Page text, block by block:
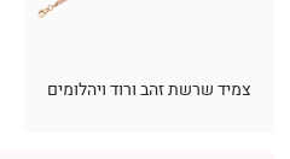
צמיד שרשת זהב ורוד ויהלומים